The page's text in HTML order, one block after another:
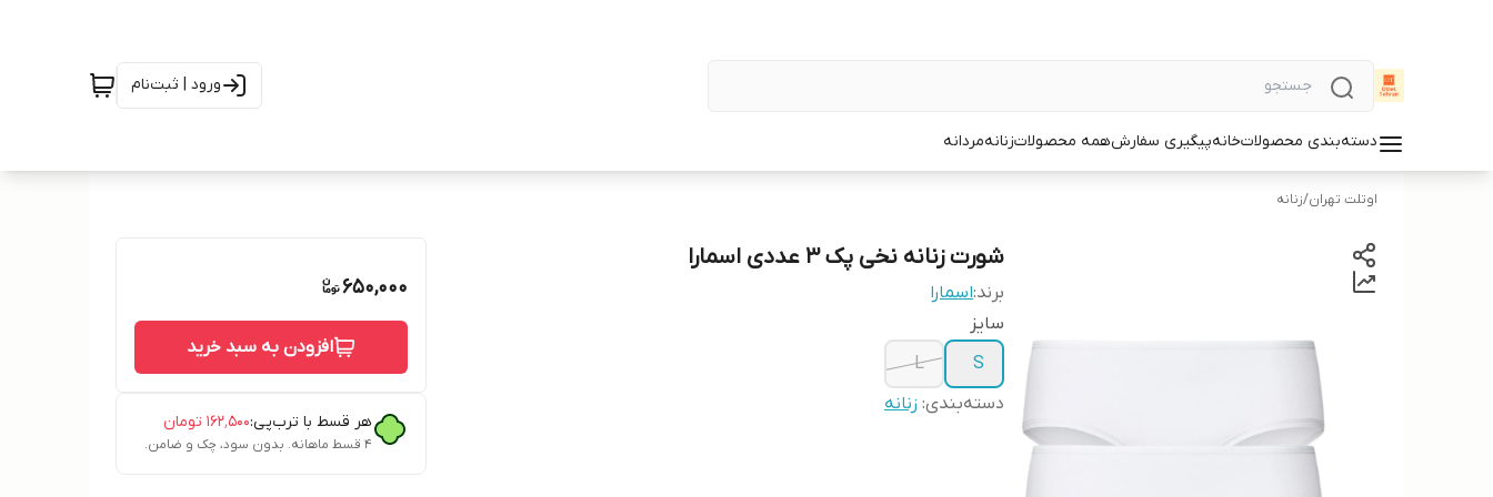
ورود | ثبت‌نام
دسته‌بندی محصولاتخانهپیگیری سفارشهمه محصولاتزنانهمردانه
اوتلت تهران/زنانه
شورت زنانه نخی پک ۳ عددی اسمارا
برند:اسمارا
سایز
S
L
دسته‌بندی: زنانه
650,000
افزودن به سبد خرید
هر قسط با ترب‌پی:۱۶۲٬۵۰۰ تومان
۴ قسط ماهانه. بدون سود، چک و ضامن.